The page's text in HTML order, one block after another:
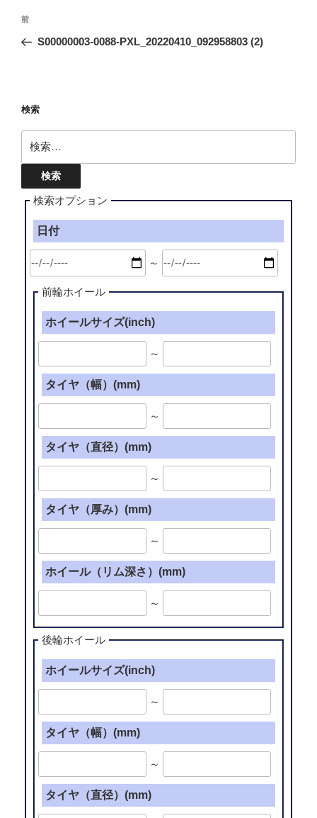
投
ナ
ー
シ
ョ
ン
前
の
前
S00000003-0088-PXL_20220410_092958803 (2)
検索
索:
検索オプション
日付
～
前輪ホイール
ホイールサイズ(inch)
～
タイヤ（幅）(mm)
～
タイヤ（直径）(mm)
～
タイヤ（厚み）(mm)
～
ホイール（リム深さ）(mm)
～
後輪ホイール
ホイールサイズ(inch)
～
タイヤ（幅）(mm)
～
タイヤ（直径）(mm)